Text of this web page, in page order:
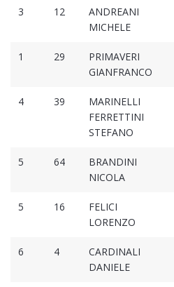
3 12
ANDREANI
MICHELE
1 29
PRIMAVERI
GIANFRANCO
4 39
MARINELLI
FERRETTINI
STEFANO
5 64
BRANDINI
NICOLA
5 16
FELICI
LORENZO
6 4
CARDINALI
DANIELE